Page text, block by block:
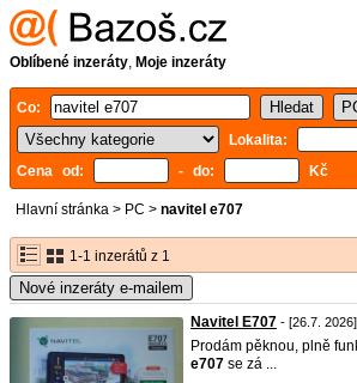
Oblíbené inzeráty, Moje inzeráty
Co:
Lokalita:
Cena od:
- do: Kč
Hlavní stránka > PC > navitel e707
1-1 inzerátů z 1
Nové inzeráty e-mailem
Navitel E707 - [26.7. 2026]
Prodám pěknou, plně
e707 se zá ...